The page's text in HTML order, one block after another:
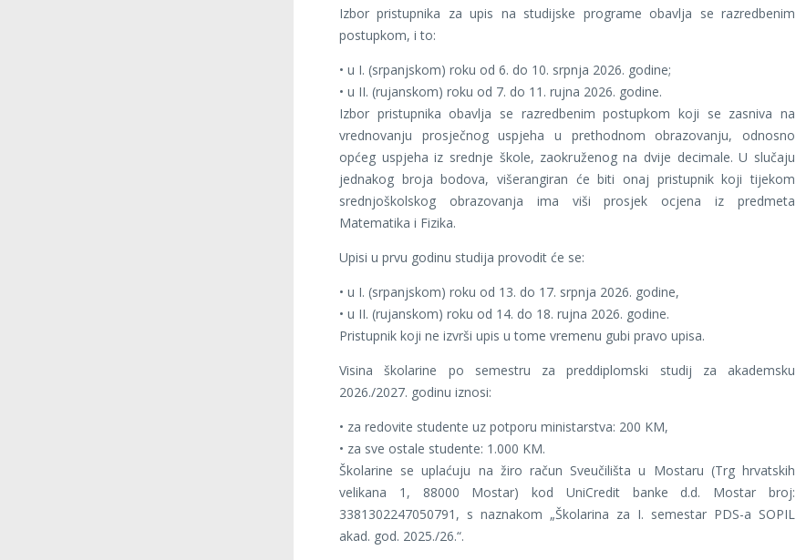
Izbor pristupnika za upis na studijske programe obavlja se razredbenim
postupkom, i to:
• u I. (srpanjskom) roku od 6. do 10. srpnja 2026. godine;
• u II. (rujanskom) roku od 7. do 11. rujna 2026. godine.
Izbor pristupnika obavlja se razredbenim postupkom koji se zasniva na
vrednovanju prosječnog uspjeha u prethodnom obrazovanju, odnosno
općeg uspjeha iz srednje škole, zaokruženog na dvije decimale. U slučaju
jednakog broja bodova, višerangiran će biti onaj pristupnik koji tijekom
srednjoškolskog obrazovanja ima viši prosjek ocjena iz predmeta
Matematika i Fizika.
Upisi u prvu godinu studija provodit će se:
• u I. (srpanjskom) roku od 13. do 17. srpnja 2026. godine,
• u II. (rujanskom) roku od 14. do 18. rujna 2026. godine.
Pristupnik koji ne izvrši upis u tome vremenu gubi pravo upisa.
Visina školarine po semestru za preddiplomski studij za akademsku
2026./2027. godinu iznosi:
• za redovite studente uz potporu ministarstva: 200 KM,
• za sve ostale studente: 1.000 KM.
Školarine se uplaćuju na žiro račun Sveučilišta u Mostaru (Trg hrvatskih
velikana 1, 88000 Mostar) kod UniCredit banke d.d. Mostar broj:
3381302247050791, s naznakom „Školarina za I. semestar PDS-a SOPIL
akad. god. 2025./26.“.